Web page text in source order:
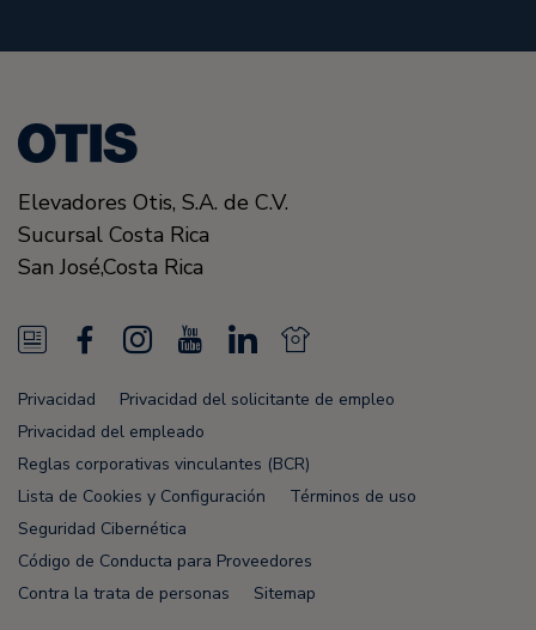
Elevadores Otis, S.A. de C.V.
Sucursal Costa Rica
San José,Costa Rica
N
e
w
s
F
e
e
c
e
b
o
o
I
n
s
t
a
g
r
o
T
u
b
e
L
k
e
d
i
N
e
F
e
e
Privacidad
Privacidad del solicitante de empleo
Privacidad del empleado
Reglas corporativas vinculantes (BCR)
Lista de Cookies y Configuración
Términos de uso
Seguridad Cibernética
Código de Conducta para Proveedores
Contra la trata de personas
Sitemap